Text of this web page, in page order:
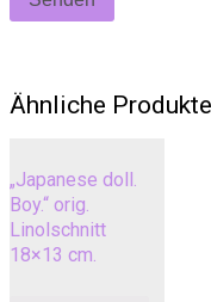
Ähnliche Produkte
„Japanese doll.
Boy.“ orig.
Linolschnitt
18×13 cm.